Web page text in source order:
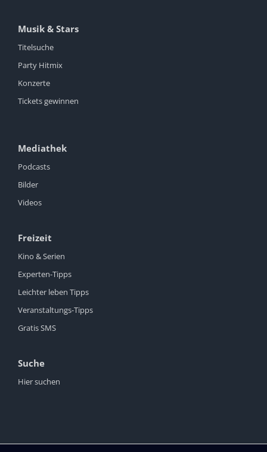
Musik & Stars
Titelsuche
Party Hitmix
Konzerte
Tickets gewinnen
Mediathek
Podcasts
Bilder
Videos
Freizeit
Kino & Serien
Experten-Tipps
Leichter leben Tipps
Veranstaltungs-Tipps
Gratis SMS
Suche
Hier suchen